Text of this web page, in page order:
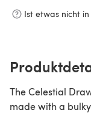
Ist etwas nicht
The Celestial
made with a